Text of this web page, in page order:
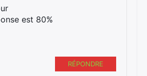
est 80%
RÉPONDRE